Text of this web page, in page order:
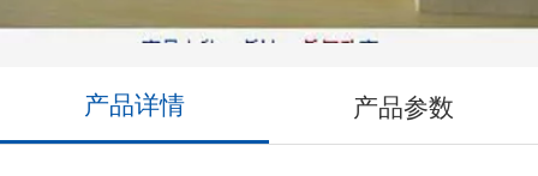
产品详情 产品参数